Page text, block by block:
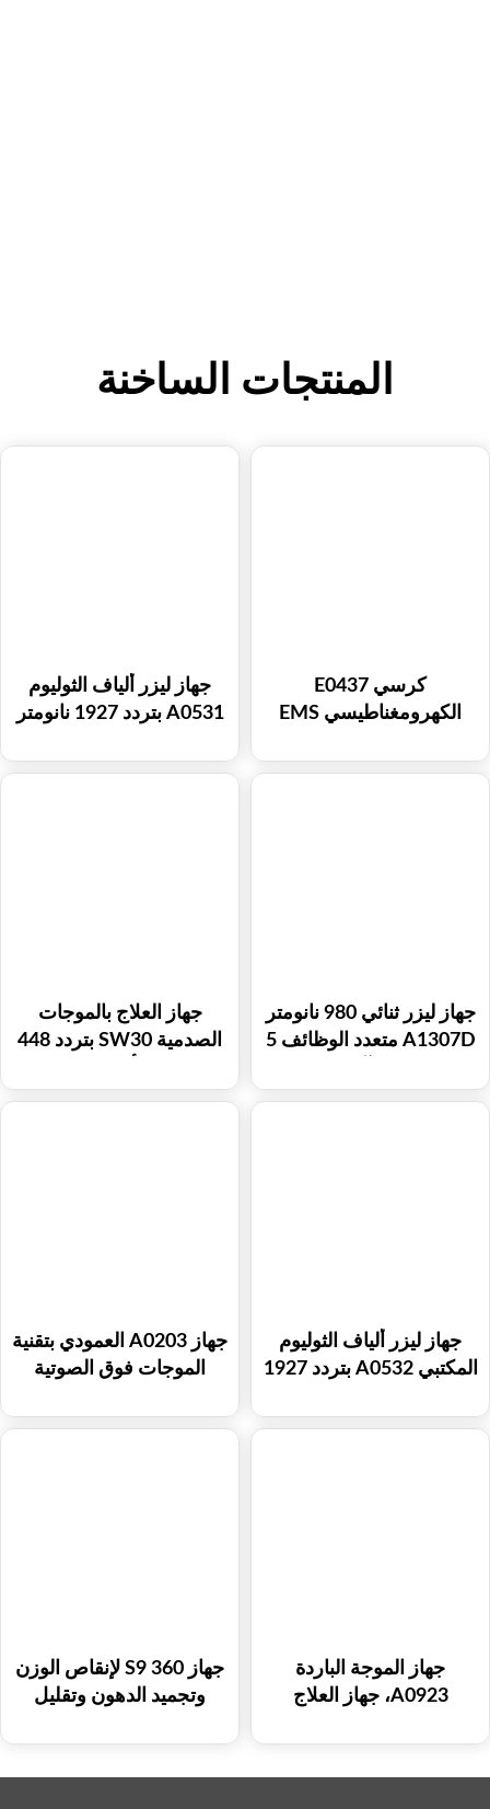
المنتجات الساخنة
كرسي E0437
الكهرومغناطيسي EMS
جهاز ليزر ألياف الثوليوم
A0531 بتردد 1927 نانومتر
جهاز ليزر ثنائي 980 نانومتر
A1307D متعدد الوظائف 5
وعلاج فطريات الأظافر
جهاز العلاج بالموجات
الصدمية SW30 بتردد 448
بترددات الراديو لتخفيف
جهاز ليزر ألياف الثوليوم
المكتبي A0532 بتردد 1927
جهاز A0203 العمودي بتقنية
الموجات فوق الصوتية
جهاز الموجة الباردة
A0923، جهاز العلاج
الجسم، شد الجلد، معدات
التجميل، جهاز الموجة
جهاز S9 360 لإنقاص الوزن
وتجميد الدهون وتقليل
وجهاز التخسيس وتجميد
الدهون